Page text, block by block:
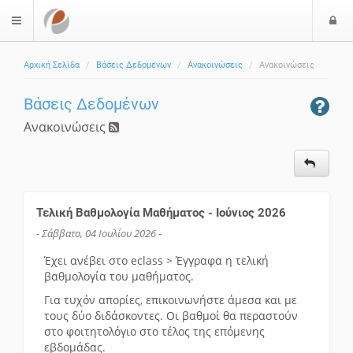
$langMenu
Αρχική Σελίδα Βάσεις Δεδομένων Ανακοινώσεις Ανακοινώσεις
Βάσεις Δεδομένων
Ανακοινώσεις
Τελική Βαθμολογία Μαθήματος - Ιούνιος 2026
- Σάββατο, 04 Ιουλίου 2026 -
Έχει ανέβει στο eclass > Έγγραφα η τελική
βαθμολογία του μαθήματος.
Για τυχόν απορίες, επικοινωνήστε άμεσα και με
τους δύο διδάσκοντες. Οι βαθμοί θα περαστούν
στο φοιτητολόγιο στο τέλος της επόμενης
εβδομάδας.